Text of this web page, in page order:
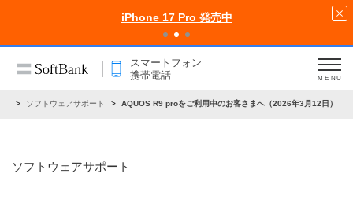
iPhone 17 Pro 発売中
スマートフォン
携帯電話
MENU
ソフトウェアサポート AQUOS R9 proをご利用中のお客さまへ（2026年3月12日）
ソフトウェアサポート